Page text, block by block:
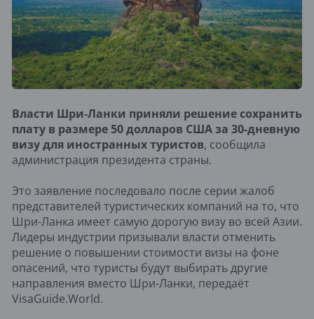
Власти Шри-Ланки приняли решение сохранить
плату в размере 50 долларов США за 30-дневную
визу для иностранных туристов, сообщила
администрация президента страны.
Это заявление последовало после серии жалоб
представителей туристических компаний на то, что
Шри-Ланка имеет самую дорогую визу во всей Азии.
Лидеры индустрии призывали власти отменить
решение о повышении стоимости визы на фоне
опасений, что туристы будут выбирать другие
направления вместо Шри-Ланки, передаёт
VisaGuide.World.